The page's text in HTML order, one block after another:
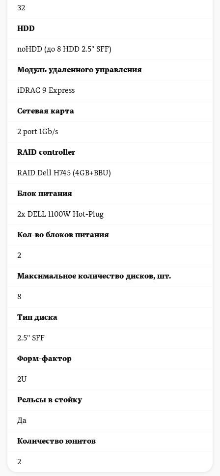
32
HDD
noHDD (до 8 HDD 2.5'' SFF)
Модуль удаленного управления
iDRAC 9 Express
Сетевая карта
2 port 1Gb/s
RAID controller
RAID Dell H745 (4GB+BBU)
Блок питания
2x DELL 1100W Hot-Plug
Кол-во блоков питания
2
Максимальное количество дисков, шт.
8
Тип диска
2.5'' SFF
Форм-фактор
2U
Рельсы в стойку
Да
Количество юнитов
2